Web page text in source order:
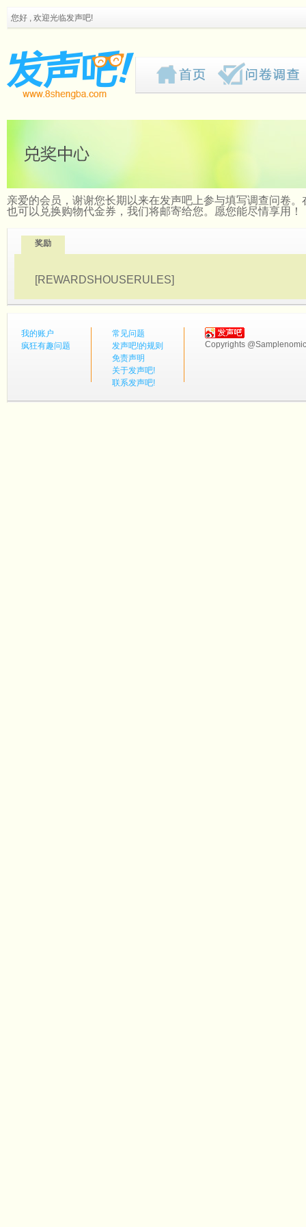
您好 , 欢迎光临发声吧!
亲爱的会员，谢谢您长期以来在发声吧上参与填写调查问卷
也可以兑换购物代金券，我们将邮寄给您。愿您能尽情享用！
奖励
[REWARDSHOUSERULES]
我的账户
疯狂有趣问题
常见问题
发声吧!的规则
免责声明
关于发声吧!
联系发声吧!
Copyrights